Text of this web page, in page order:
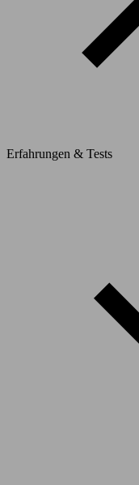
Erfahrungen & Tests